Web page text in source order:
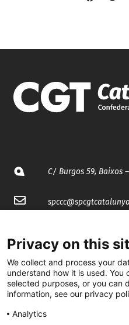
C/ Burgos 59, Baixos
spccc@
@CGTCatalunya
cgtcatalunya
CGTCatalunya
Privacy on this
We collect and process your
understand how it is used.
selected purposes, or you can
information, see our privacy
Analytics